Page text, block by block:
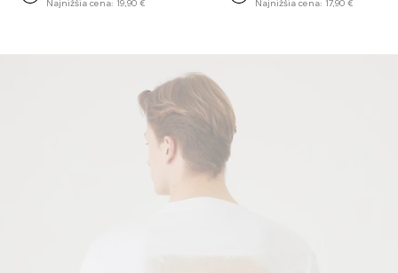
Najnižšia cena: 19,90 €
Najnižšia cena: 17,90 €